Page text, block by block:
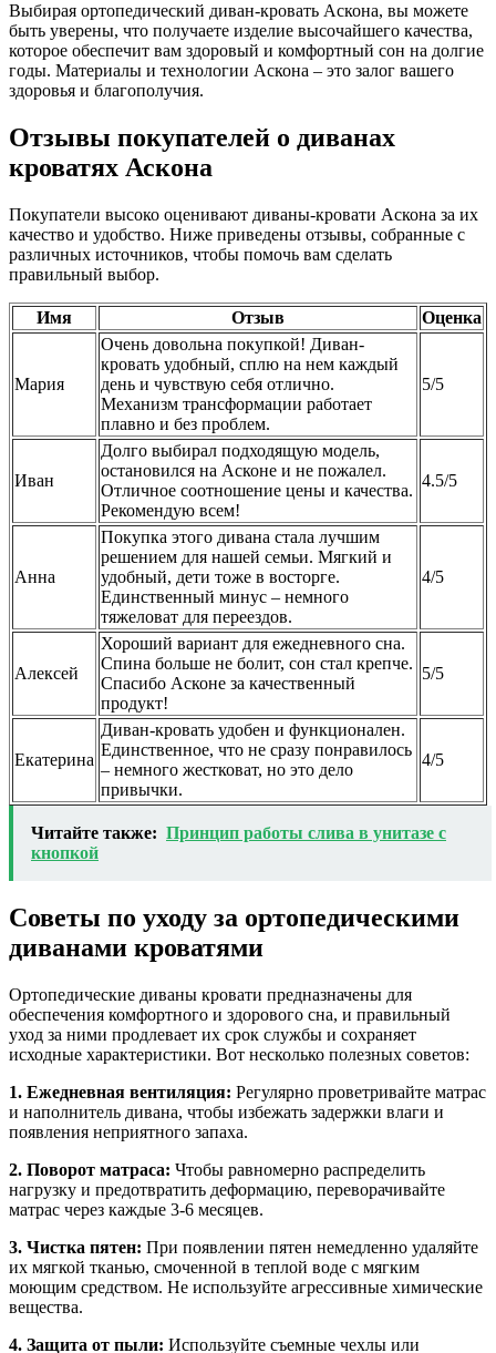
Выбирая ортопедический диван-кровать Аскона, вы можете
быть уверены, что получаете изделие высочайшего качества,
которое обеспечит вам здоровый и комфортный сон на долгие
годы. Материалы и технологии Аскона – это залог вашего
здоровья и благополучия.
Отзывы покупателей о диванах
кроватях Аскона
Покупатели высоко оценивают диваны-кровати Аскона за их
качество и удобство. Ниже приведены отзывы, собранные с
различных источников, чтобы помочь вам сделать
правильный выбор.
Имя Отзыв Оценка
Мария
Очень довольна покупкой! Диван-
кровать удобный, сплю на нем каждый
день и чувствую себя отлично.
Механизм трансформации работает
плавно и без проблем.
5/5
Иван
Долго выбирал подходящую модель,
остановился на Асконе и не пожалел.
Отличное соотношение цены и качества.
Рекомендую всем!
4.5/5
Анна
Покупка этого дивана стала лучшим
решением для нашей семьи. Мягкий и
удобный, дети тоже в восторге.
Единственный минус – немного
тяжеловат для переездов.
4/5
Алексей
Хороший вариант для ежедневного сна.
Спина больше не болит, сон стал крепче.
Спасибо Асконе за качественный
продукт!
5/5
Екатерина
Диван-кровать удобен и функционален.
Единственное, что не сразу понравилось
– немного жестковат, но это дело
привычки.
4/5
Читайте также: Принцип работы слива в унитазе с
кнопкой
Советы по уходу за ортопедическими
диванами кроватями
Ортопедические диваны кровати предназначены для
обеспечения комфортного и здорового сна, и правильный
уход за ними продлевает их срок службы и сохраняет
исходные характеристики. Вот несколько полезных советов:
1. Ежедневная вентиляция: Регулярно проветривайте матрас
и наполнитель дивана, чтобы избежать задержки влаги и
появления неприятного запаха.
2. Поворот матраса: Чтобы равномерно распределить
нагрузку и предотвратить деформацию, переворачивайте
матрас через каждые 3-6 месяцев.
3. Чистка пятен: При появлении пятен немедленно удаляйте
их мягкой тканью, смоченной в теплой воде с мягким
моющим средством. Не используйте агрессивные химические
вещества.
4. Защита от пыли: Используйте съемные чехлы или